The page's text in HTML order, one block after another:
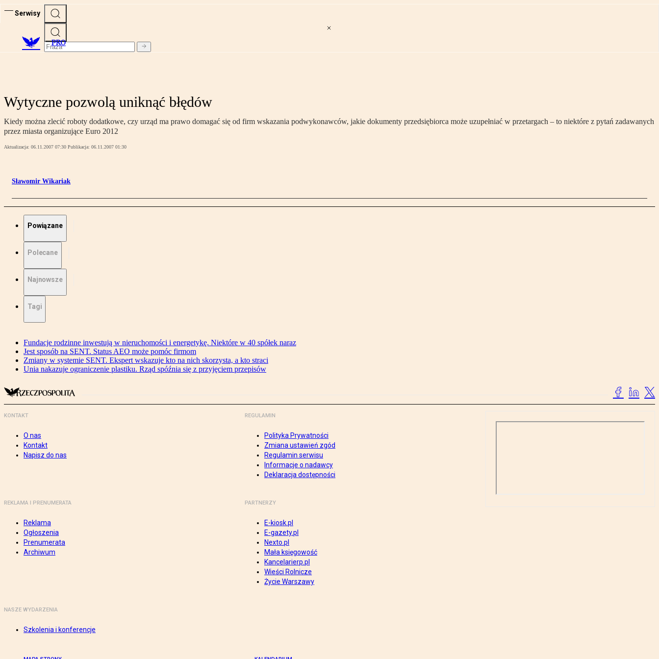
Serwisy
PRO
Wytyczne pozwolą uniknąć błędów
Kiedy można zlecić roboty dodatkowe, czy urząd ma prawo domagać się od firm wskazania podwykonawców, jakie dokumenty przedsiębiorca może uzupełniać w przetargach – to niektóre z pytań zadawanych
przez miasta organizujące Euro 2012
Aktualizacja: 06.11.2007 07:30 Publikacja: 06.11.2007 01:30
Sławomir Wikariak
Powiązane
Polecane
Najnowsze
Tagi
Fundacje rodzinne inwestują w nieruchomości i energetykę. Niektóre w 40 spółek naraz
Jest sposób na SENT. Status AEO może pomóc firmom
Zmiany w systemie SENT. Ekspert wskazuje kto na nich skorzysta, a kto straci
Unia nakazuje ograniczenie plastiku. Rząd spóźnia się z przyjęciem przepisów
KONTAKT
O nas
Kontakt
Napisz do nas
REGULAMIN
Polityka Prywatności
Zmiana ustawień zgód
Regulamin serwisu
Informacje o nadawcy
Deklaracja dostępności
REKLAMA I PRENUMERATA
Reklama
Ogłoszenia
Prenumerata
Archiwum
PARTNERZY
E-kiosk.pl
E-gazety.pl
Nexto.pl
Mała księgowość
Kancelarierp.pl
Wieści Rolnicze
Życie Warszawy
NASZE WYDARZENIA
Szkolenia i konferencje